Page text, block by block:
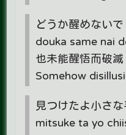
どうか醒めないで
douka same nai
也未能醒悟而破滅
Somehow
見つけたよ小さ
mitsuke ta yo